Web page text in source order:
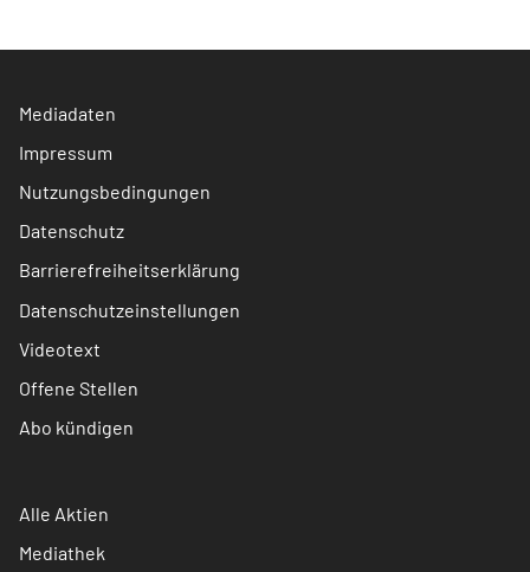
Mediadaten
Impressum
Nutzungsbedingungen
Datenschutz
Barrierefreiheitserklärung
Datenschutzeinstellungen
Videotext
Offene Stellen
Abo kündigen
Alle Aktien
Mediathek